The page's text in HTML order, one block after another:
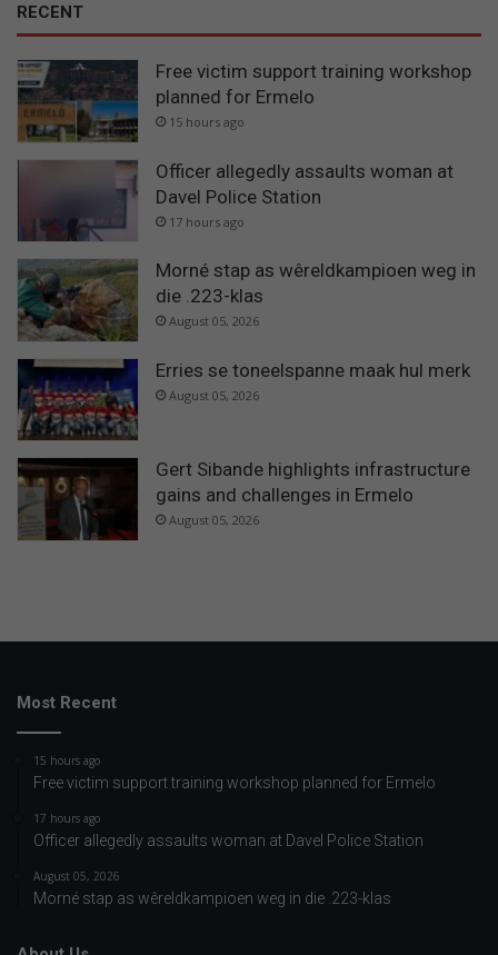
RECENT
Free victim support training workshop
planned for Ermelo
15 hours ago
Officer allegedly assaults woman at
Davel Police Station
17 hours ago
Morné stap as wêreldkampioen weg in
die .223-klas
August 05, 2026
Erries se toneelspanne maak hul merk
August 05, 2026
Gert Sibande highlights infrastructure
gains and challenges in Ermelo
August 05, 2026
Most Recent
15 hours ago
Free victim support training workshop planned for Ermelo
17 hours ago
Officer allegedly assaults woman at Davel Police Station
August 05, 2026
Morné stap as wêreldkampioen weg in die .223-klas